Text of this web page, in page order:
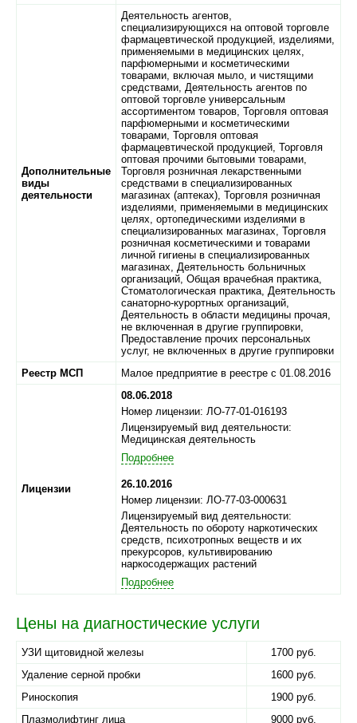
Дополнительные
виды
деятельности
Деятельность агентов,
специализирующихся на оптовой торговле
фармацевтической продукцией, изделиями,
применяемыми в медицинских целях,
парфюмерными и косметическими
товарами, включая мыло, и чистящими
средствами, Деятельность агентов по
оптовой торговле универсальным
ассортиментом товаров, Торговля оптовая
парфюмерными и косметическими
товарами, Торговля оптовая
фармацевтической продукцией, Торговля
оптовая прочими бытовыми товарами,
Торговля розничная лекарственными
средствами в специализированных
магазинах (аптеках), Торговля розничная
изделиями, применяемыми в медицинских
целях, ортопедическими изделиями в
специализированных магазинах, Торговля
розничная косметическими и товарами
личной гигиены в специализированных
магазинах, Деятельность больничных
организаций, Общая врачебная практика,
Стоматологическая практика, Деятельность
санаторно-курортных организаций,
Деятельность в области медицины прочая,
не включенная в другие группировки,
Предоставление прочих персональных
услуг, не включенных в другие группировки
Реестр МСП
Малое предприятие в реестре с 01.08.2016
Лицензии
08.06.2018
Номер лицензии: ЛО-77-01-016193
Лицензируемый вид деятельности:
Медицинская деятельность
Подробнее
26.10.2016
Номер лицензии: ЛО-77-03-000631
Лицензируемый вид деятельности:
Деятельность по обороту наркотических
средств, психотропных веществ и их
прекурсоров, культивированию
наркосодержащих растений
Подробнее
Цены на диагностические услуги
УЗИ щитовидной железы
1700 руб.
Удаление серной пробки
1600 руб.
Риноскопия
1900 руб.
Плазмолифтинг лица
9000 руб.